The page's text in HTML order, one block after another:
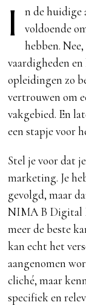
I
n de huidige
voldoende
hebben.
vaardigheden
opleidingen zo
vertrouwen om
vakgebied. En
een stapje voor
Stel je voor dat
marketing. Je
gevolgd, maar
NIMA B Digital
meer de beste
kan echt het
aangenomen
cliché, maar
specifiek en